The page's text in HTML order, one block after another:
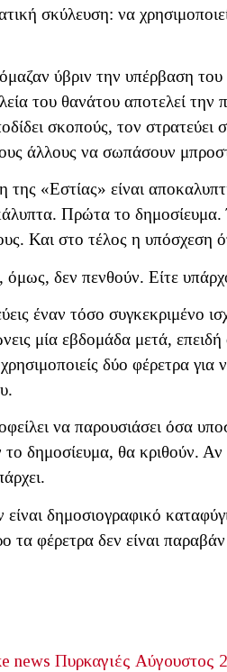
σκύλευση: να
ύβριν την υπέρβαση
του θανάτου αποτελεί την
σκοπούς, τον στρατεύει
άλλους να σωπάσουν
«Εστίας» είναι
Πρώτα το δημοσίευμα.
Και στο τέλος η υπόσχεση
όμως, δεν πενθούν. Είτε
έναν τόσο συγκεκριμένο
μία εβδομάδα μετά,
δύο φέρετρα για
να παρουσιάσει όσα
το δημοσίευμα, θα κριθούν.
είναι δημοσιογραφικό
τα φέρετρα δεν είναι
news Πυρκαγιές Αύγουστος